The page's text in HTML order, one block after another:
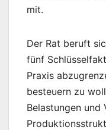
mit.
Der Rat beruft
fünf
Praxis
besteuern zu
Belastungen und